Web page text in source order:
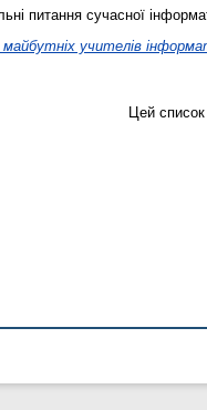
питання сучасної
майбутніх учителiв
Цей